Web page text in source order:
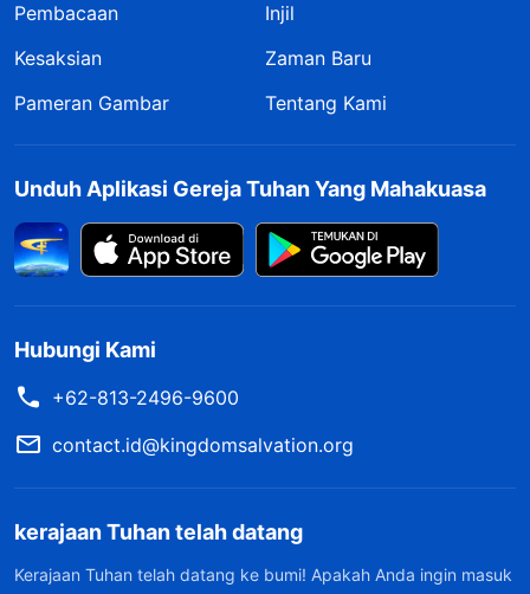
Pembacaan
Injil
Kesaksian
Zaman Baru
Pameran Gambar
Tentang Kami
Unduh Aplikasi Gereja Tuhan Yang Mahakuasa
Hubungi Kami
+62-813-2496-9600
contact.id@kingdomsalvation.org
kerajaan Tuhan telah datang
Kerajaan Tuhan telah datang ke bumi! Apakah Anda ingin masuk